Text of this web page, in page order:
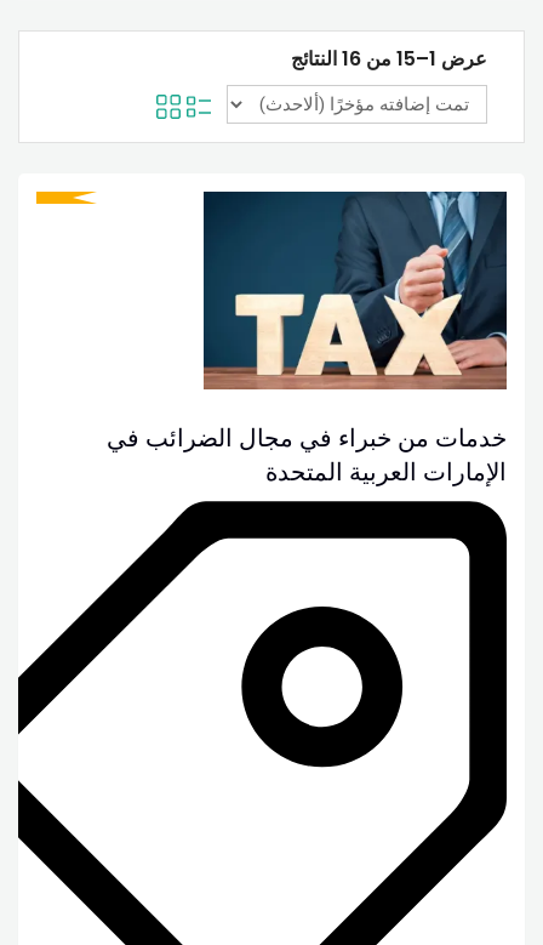
عرض 1–15 من 16 النتائج
خدمات من خبراء في مجال الضرائب في
الإمارات العربية المتحدة